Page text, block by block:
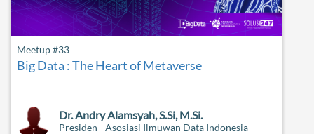
Meetup #33
Big Data : The Heart of Metaverse
Dr. Andry Alamsyah, S.Si, M.Si.
Presiden - Asosiasi Ilmuwan Data Indonesia